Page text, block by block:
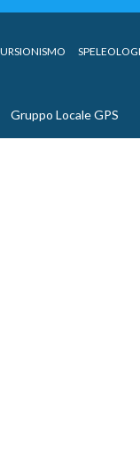
Gruppo Locale GPS